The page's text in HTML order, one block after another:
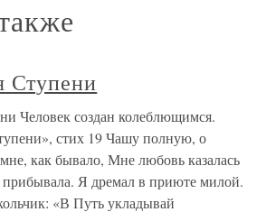
Ступени
Человек создан колеблющимся.
стих 19 Чашу полную, о
как бывало, Мне любовь казалась
прибывала. Я дремал в приюте милой.
«В Путь укладывай